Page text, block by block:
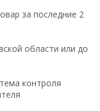
за последние 2
области или до
контроля